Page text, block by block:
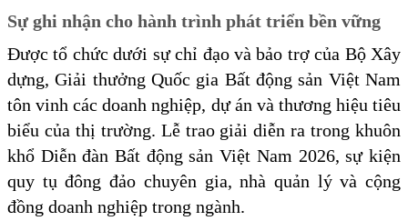
Sự ghi nhận cho hành trình phát triển bền vững
Được tổ chức dưới sự chỉ đạo và bảo trợ của Bộ Xây
dựng, Giải thưởng Quốc gia Bất động sản Việt Nam
tôn vinh các doanh nghiệp, dự án và thương hiệu tiêu
biểu của thị trường. Lễ trao giải diễn ra trong khuôn
khổ Diễn đàn Bất động sản Việt Nam 2026, sự kiện
quy tụ đông đảo chuyên gia, nhà quản lý và cộng
đồng doanh nghiệp trong ngành.